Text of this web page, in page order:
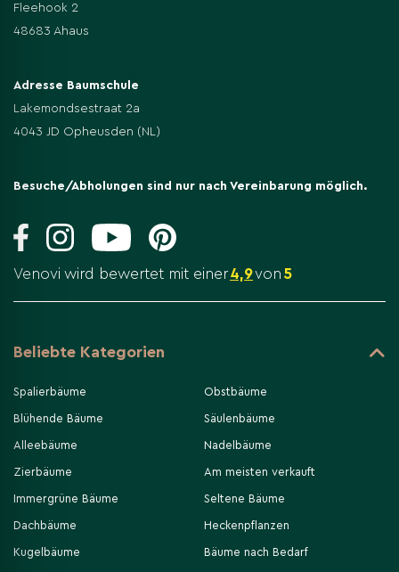
Fleehook 2
48683 Ahaus
Adresse Baumschule
Lakemondsestraat 2a
4043 JD Opheusden (NL)
Besuche/Abholungen sind nur nach Vereinbarung möglich.
Venovi wird bewertet mit einer4,9von 5
Beliebte Kategorien
Spalierbäume
Blühende Bäume
Alleebäume
Zierbäume
Immergrüne Bäume
Dachbäume
Kugelbäume
Obstbäume
Säulenbäume
Nadelbäume
Am meisten verkauft
Seltene Bäume
Heckenpflanzen
Bäume nach Bedarf